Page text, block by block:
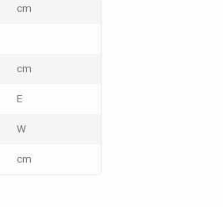
cm
cm
E
W
cm